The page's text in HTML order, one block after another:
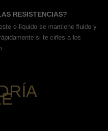
RESISTENCIAS?
e-líquido se mantiene fluido y
si te ciñes a los